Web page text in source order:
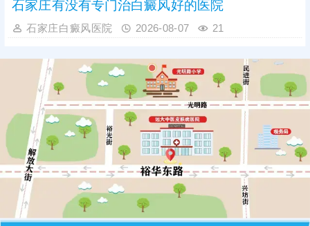
石家庄有没有专门治白癜风好的医院
石家庄白癜风医院 2026-08-07 21